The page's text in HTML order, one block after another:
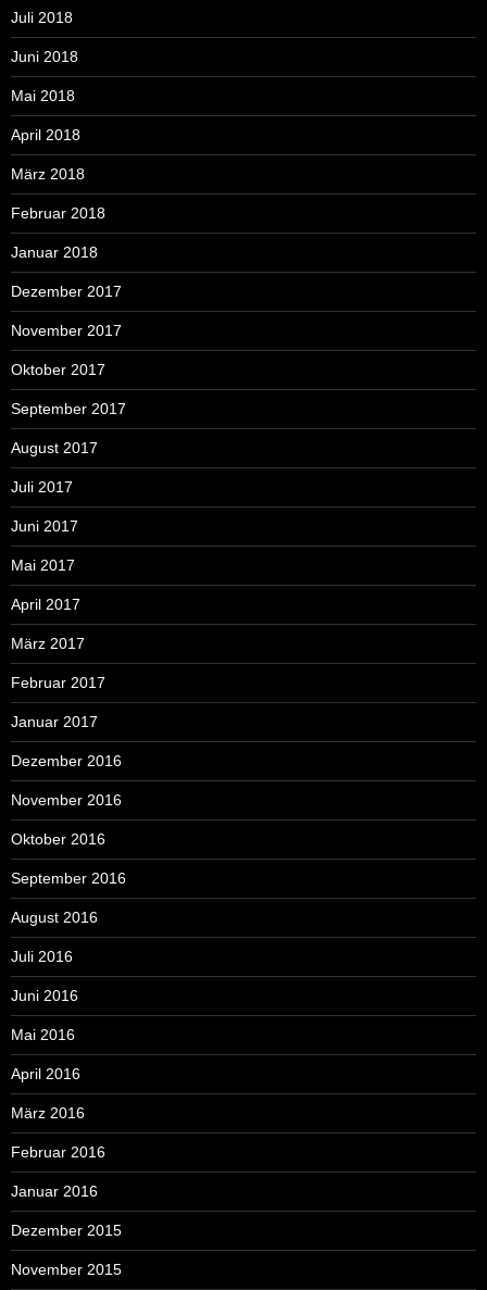
Juli 2018
Juni 2018
Mai 2018
April 2018
März 2018
Februar 2018
Januar 2018
Dezember 2017
November 2017
Oktober 2017
September 2017
August 2017
Juli 2017
Juni 2017
Mai 2017
April 2017
März 2017
Februar 2017
Januar 2017
Dezember 2016
November 2016
Oktober 2016
September 2016
August 2016
Juli 2016
Juni 2016
Mai 2016
April 2016
März 2016
Februar 2016
Januar 2016
Dezember 2015
November 2015